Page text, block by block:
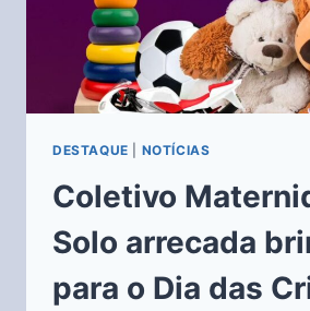
DESTAQUE NOTÍCIAS
Coletivo
Solo arrecada
para o Dia das